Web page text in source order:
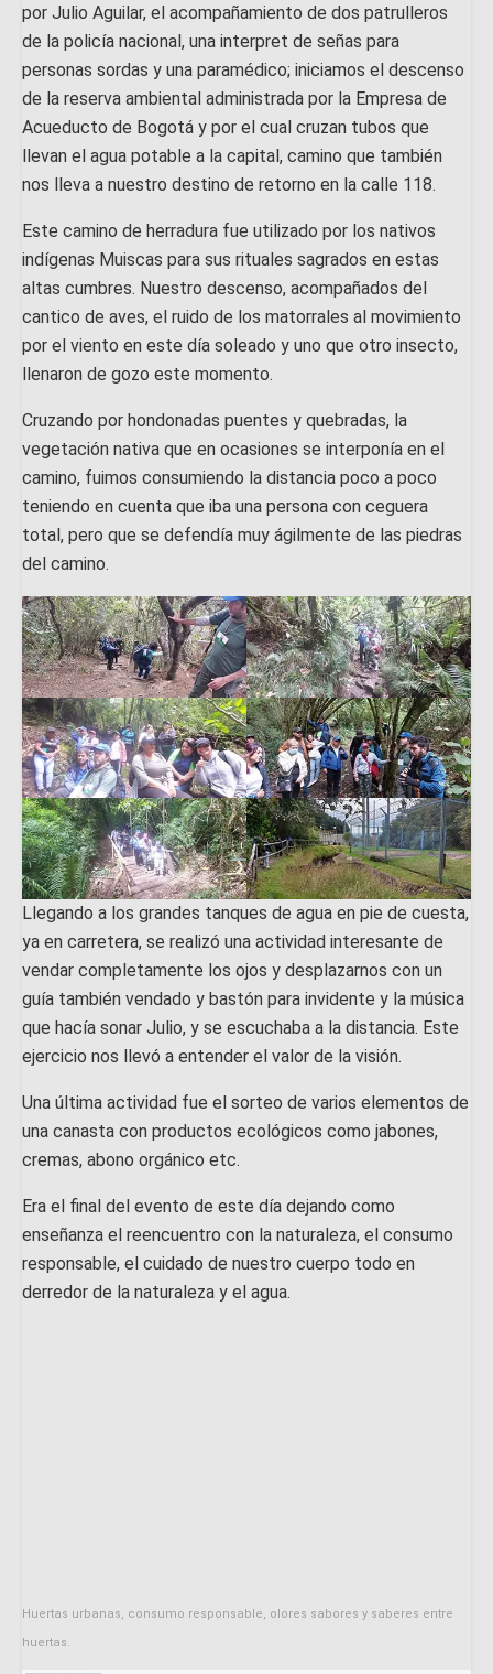
por Julio Aguilar, el acompañamiento de dos patrulleros
de la policía nacional, una interpret de señas para
personas sordas y una paramédico; iniciamos el descenso
de la reserva ambiental administrada por la Empresa de
Acueducto de Bogotá y por el cual cruzan tubos que
llevan el agua potable a la capital, camino que también
nos lleva a nuestro destino de retorno en la calle 118.
Este camino de herradura fue utilizado por los nativos
indígenas Muiscas para sus rituales sagrados en estas
altas cumbres. Nuestro descenso, acompañados del
cantico de aves, el ruido de los matorrales al movimiento
por el viento en este día soleado y uno que otro insecto,
llenaron de gozo este momento.
Cruzando por hondonadas puentes y quebradas, la
vegetación nativa que en ocasiones se interponía en el
camino, fuimos consumiendo la distancia poco a poco
teniendo en cuenta que iba una persona con ceguera
total, pero que se defendía muy ágilmente de las piedras
del camino.
Llegando a los grandes tanques de agua en pie de cuesta,
ya en carretera, se realizó una actividad interesante de
vendar completamente los ojos y desplazarnos con un
guía también vendado y bastón para invidente y la música
que hacía sonar Julio, y se escuchaba a la distancia. Este
ejercicio nos llevó a entender el valor de la visión.
Una última actividad fue el sorteo de varios elementos de
una canasta con productos ecológicos como jabones,
cremas, abono orgánico etc.
Era el final del evento de este día dejando como
enseñanza el reencuentro con la naturaleza, el consumo
responsable, el cuidado de nuestro cuerpo todo en
derredor de la naturaleza y el agua.
Huertas urbanas, consumo responsable, olores sabores y saberes entre
huertas.